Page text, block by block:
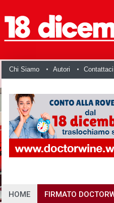
Chi Siamo Autori Contattaci
HOME FIRMATO